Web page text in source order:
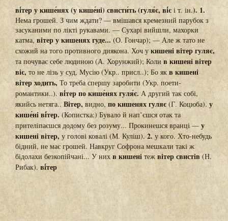
ві́тер у кише́нях (у кише́ні) свисти́ть (гуля́є, ві́єі т. ін.). 1.
Нема грошей. З чим ждати? — вмішався кремезний парубок з
засуканими по лікті рукавами. — Сухарі вийшли, махорки
катма, вітер у кишенях гуде... (О. Гончар); — Але ж тато не
схожий на того противного диякона. Хоч у кишені вітер гуляє,
та почуває себе людиною (А. Хорунжий); Коли в кишені вітер
віє,то не лізь у суд, Мусію (Укр.. присл..); Бо як в кишені
вітер ходить, То треба спершу заробити (Укр. поети-
романтики..). ві́тер по кише́нях гуля́є. А другий так собі,
якийсь нетяга.. Вітер, видно, по кишенях гуляє (Г. Коцюба). у
кише́ні ві́тер. (Копистка:) Бувало й нап’єшся отак та
прителіпаєшся додому без розуму... Прокинешся вранці — у
кишені вітер, у голові ковалі (М. Куліш).2. у кого. Хто-небудь
бідний, не має грошей. Навкруг Софрона мешкали такі ж
бідолахи безкопійчані... У них в кишені теж вітер свистів(Н.
Рибак). ві́тер